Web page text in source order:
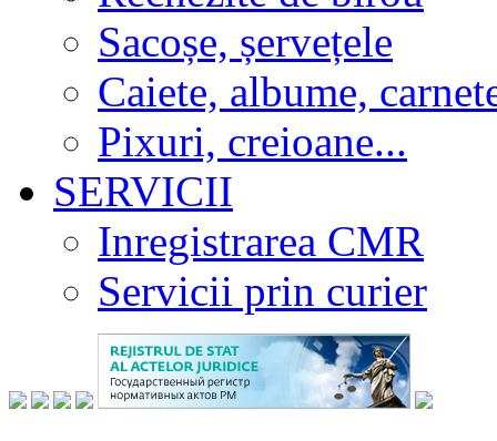
Sacoșe, șervețele
Caiete, albume,
Pixuri, creioane...
SERVICII
Inregistrarea CMR
Servicii prin curier